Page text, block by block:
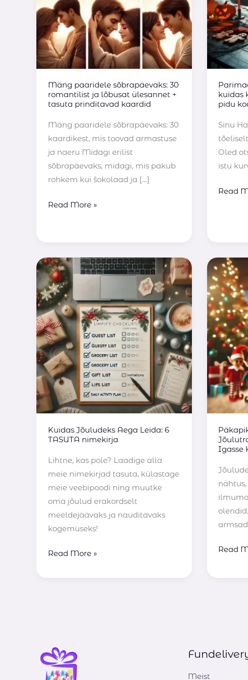
Mäng paaridele sõbrapäevaks: 30
romantilist ja lõbusat ülesannet +
tasuta prinditavad kaardid
Mäng paaridele sõbrapäevaks: 30
kaardikest, mis toovad armastuse
ja naeru Midagi erilist
sõbrapäevaks, midagi, mis pakub
rohkem kui šokolaad ja […]
ülesannet
+
tasuta
prinditavad
kaardid
Read More »
kuidas
pidu
Sinu
Oled
istu
pidu
kodus.
Read
Kuidas Jõuludeks Aega Leida: 6
TASUTA nimekirja
Lihtne, kas pole? Laadige alla
meie nimekirjad tasuta, külastage
meie veebipoodi ning muutke
oma jõulud erakordselt
meeldejäävaks ja nauditavaks
kogemuseks!
Kuidas
Jõuludeks
Aega
Leida:
6
TASUTA
nimekirja
Read More »
Igasse
Mis
Toob
Rõõmu
Igasse
Read
Meist